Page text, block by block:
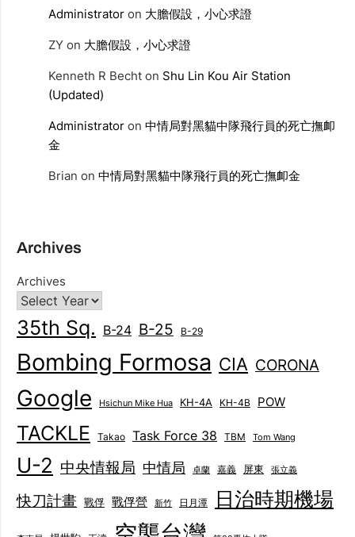
Administrator on 大膽假設，小心求證
ZY on 大膽假設，小心求證
Kenneth R Becht on Shu Lin Kou Air Station
(Updated)
Administrator on 中情局對黑貓中隊飛行員的死亡撫卹
金
Brian on 中情局對黑貓中隊飛行員的死亡撫卹金
Archives
Archives
35th Sq. B-24 B-25 B-29
Bombing Formosa CIA CORONA
Google Hsichun Mike Hua KH-4A KH-4B POW
TACKLE Takao Task Force 38 TBM Tom Wang
U-2 中央情報局 中情局 卓蘭 嘉義 屏東 張立義
快刀計畫 戰俘 戰俘營 新竹 日月潭 日治時期機場